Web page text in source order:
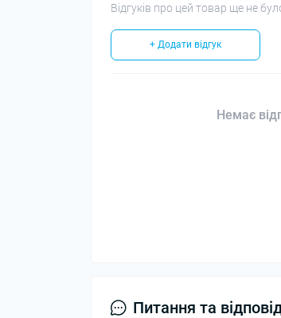
Відгуків про цей товар ще не
+ Додати відгук
Немає
Питання та